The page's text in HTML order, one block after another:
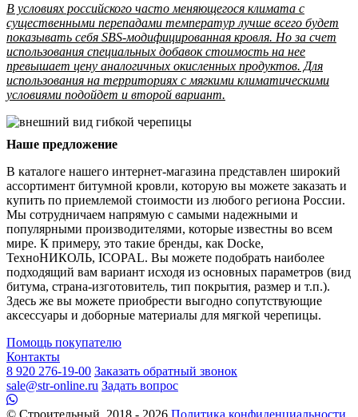
В условиях российского часто меняющегося климата с
существенными перепадами температур лучше всего будет
показывать себя SBS-модифицированная кровля. Но за счет
использования специальных добавок стоимость на нее
превышает цену аналогичных окисленных продуктов. Для
использования на территориях с мягкими климатическими
условиями подойдет и второй вариант.
Наше предложение
В каталоге нашего интернет-магазина представлен широкий
ассортимент битумной кровли, которую вы можете заказать и
купить по приемлемой стоимости из любого региона России.
Мы сотрудничаем напрямую с самыми надежными и
популярными производителями, которые известны во всем
мире. К примеру, это такие бренды, как Docke,
ТехноНИКОЛЬ, ICOPAL. Вы можете подобрать наиболее
подходящий вам вариант исходя из основных параметров (вид
битума, страна-изготовитель, тип покрытия, размер и т.п.).
Здесь же вы можете приобрести выгодно сопутствующие
аксессуары и доборные материалы для мягкой черепицы.
Помощь покупателю
Контакты
8 920 276-19-00 Заказать обратный звонок
sale@str-online.ru Задать вопрос
© Строительный, 2018 - 2026 Политика конфиденциальности